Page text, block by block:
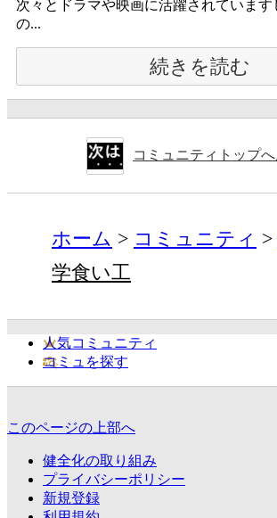
次々とドラマや映画に活躍されています
の...
続きを読む
コミュニティトップへ
ホーム コミュニティ
学食い工
人気コミュニティ
コミュを探す
このページの上部へ
健全化の取り組み
プライバシーポリシー
新規登録